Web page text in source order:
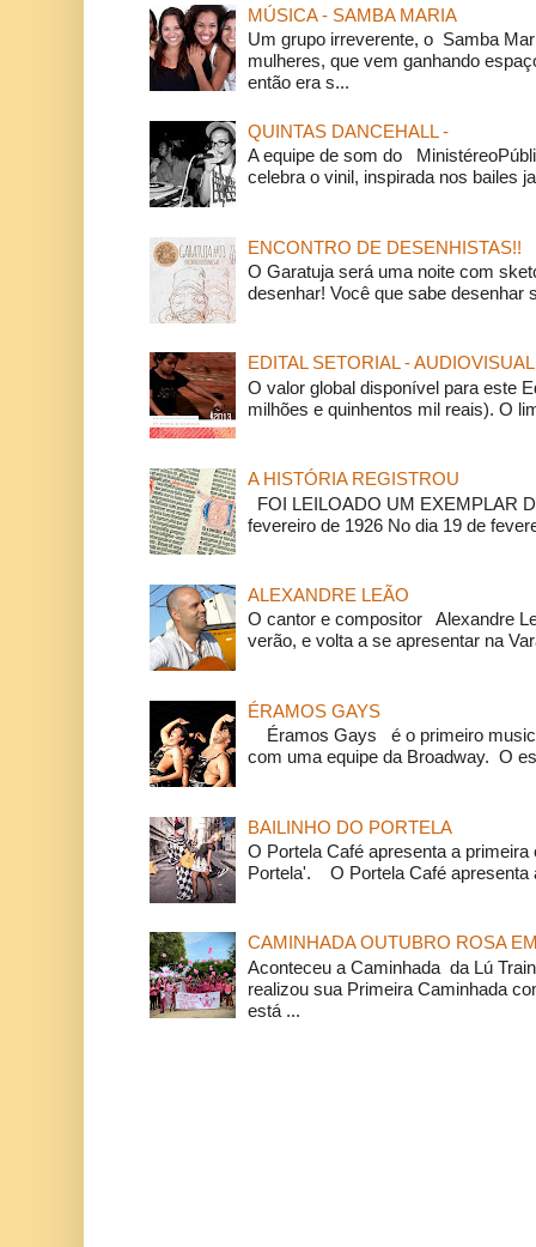
MÚSICA - SAMBA MARIA
Um grupo irreverente, o Samba
mulheres, que vem ganhando
então era s...
QUINTAS DANCEHALL -
A equipe de som do
celebra o vinil, inspirada nos bailes
ENCONTRO DE DESENHISTAS!!
O Garatuja será uma noite com
desenhar! Você que sabe desenhar
EDITAL SETORIAL - AUDIOVISUAL
O valor global disponível para este
milhões e quinhentos mil reais). O
A HISTÓRIA REGISTROU
FOI LEILOADO UM EXEMPLAR
fevereiro de 1926 No dia 19 de
ALEXANDRE LEÃO
O cantor e compositor Alexandre
verão, e volta a se apresentar na
ÉRAMOS GAYS
Éramos Gays é o primeiro
com uma equipe da Broadway. O
BAILINHO DO PORTELA
O Portela Café apresenta a
Portela'. O Portela Café apresenta
CAMINHADA OUTUBRO ROSA
Aconteceu a Caminhada da Lú
realizou sua Primeira Caminhada
está ...